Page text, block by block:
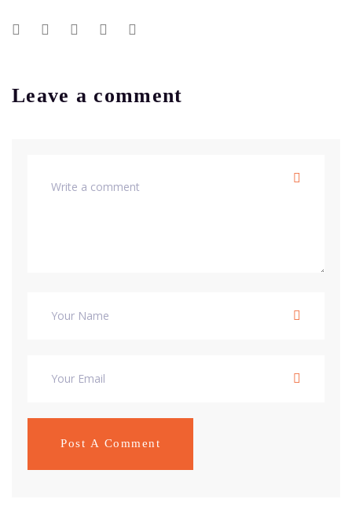
Leave a comment